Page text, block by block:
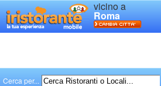
vicino a
Roma
Cerca per...